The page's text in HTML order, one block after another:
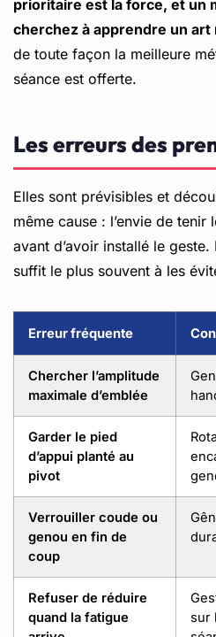
prioritaire est la force, et un
cherchez à apprendre un art
de toute façon la meilleure
séance est offerte.
Les erreurs des
Elles sont prévisibles et
même cause : l’envie de
avant d’avoir installé le geste.
suffit le plus souvent à les
Erreur fréquente
Chercher l’amplitude
maximale d’emblée
Garder le pied
d’appui planté au
pivot
Verrouiller coude ou
genou en fin de
coup
Refuser de réduire
quand la fatigue
sur